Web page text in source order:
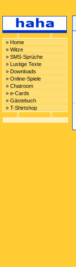
» Home
» Witze
» SMS-Sprüche
» Lustige Texte
» Downloads
» Online-Spiele
» Chatroom
» e-Cards
» Gästebuch
» T-Shirtshop